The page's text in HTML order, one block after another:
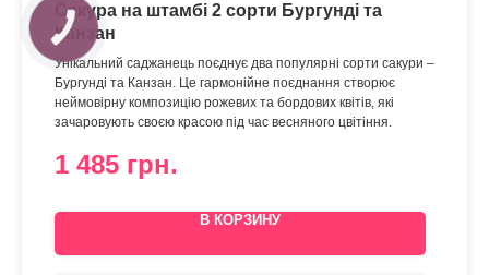
Сакура на штамбі 2 сорти Бургунді та
Канзан
Унікальний саджанець поєднує два популярні сорти сакури –
Бургунді та Канзан. Це гармонійне поєднання створює
неймовірну композицію рожевих та бордових квітів, які
зачаровують своєю красою під час весняного цвітіння.
1 485 грн.
В КОРЗИНУ